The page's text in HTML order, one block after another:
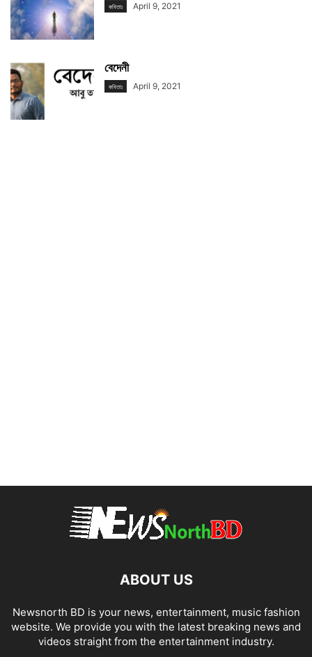
কবিতাঃ April 9, 2021
বেদেনী
কবিতাঃ April 9, 2021
ABOUT US
Newsnorth BD is your news, entertainment, music fashion
website. We provide you with the latest breaking news and
videos straight from the entertainment industry.